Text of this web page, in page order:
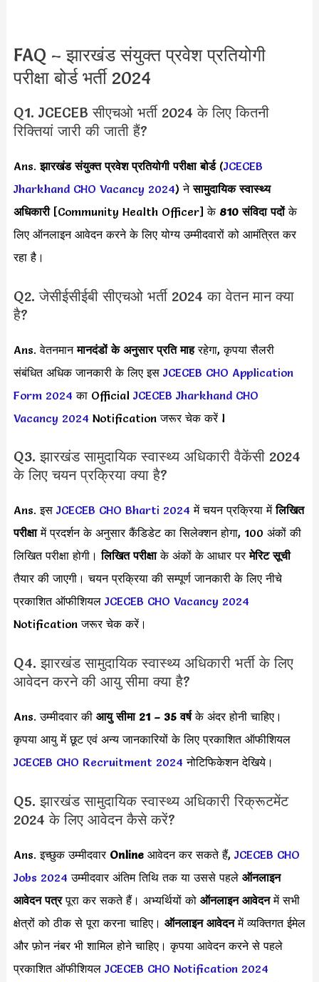
FAQ – झारखंड संयुक्त प्रवेश प्रतियोगी
परीक्षा बोर्ड भर्ती 2024
Q1. JCECEB सीएचओ भर्ती 2024 के लिए कितनी
रिक्तियां जारी की जाती हैं?
Ans.झारखंड संयुक्त प्रवेश प्रतियोगी परीक्षा बोर्ड(JCECEB
Jharkhand CHO Vacancy 2024) नेसामुदायिक स्वास्थ्य
अधिकारी [Community Health Officer] के 810 संविदा पदोंके
लिए ऑनलाइन आवेदन करने के लिए योग्य उम्मीदवारों को आमंत्रित कर
रहा है।
Q2. जेसीईसीईबी सीएचओ भर्ती 2024 का वेतन मान क्या
है?
Ans. वेतनमानमानदंडों के अनुसारप्रति माहरहेगा, कृपया सैलरी
संबंधित अधिक जानकारी के लिए इस JCECEB CHO Application
Form 2024 का Official JCECEB Jharkhand CHO
Vacancy 2024 Notification जरूर चेक करें l
Q3. झारखंड सामुदायिक स्वास्थ्य अधिकारी वैकेंसी 2024
के लिए चयन प्रक्रिया क्या है?
Ans. इस JCECEB CHO Bharti 2024 में चयन प्रक्रिया मेंलिखित
परीक्षामें प्रदर्शन के अनुसार कैंडिडेट का सिलेक्शन होगा, 100 अंकों की
लिखित परीक्षा होगी।लिखित परीक्षाके अंकों के आधार परमेरिट सूची
तैयार की जाएगी। चयन प्रक्रिया की सम्पूर्ण जानकारी के लिए नीचे
प्रकाशित ऑफीशियल JCECEB CHO Vacancy 2024
Notification जरूर चेक करें।
Q4. झारखंड सामुदायिक स्वास्थ्य अधिकारी भर्ती के लिए
आवेदन करने की आयु सीमा क्या है?
Ans. उम्मीदवार की आयु सीमा 21 – 35 वर्षके अंदर होनी चाहिए।
कृपया आयु में छूट एवं अन्य जानकारियों के लिए प्रकाशित ऑफीशियल
JCECEB CHO Recruitment 2024 नोटिफिकेशन देखिये।
Q5. झारखंड सामुदायिक स्वास्थ्य अधिकारी रिक्रूटमेंट
2024 के लिए आवेदन कैसे करें?
Ans. इच्छुक उम्मीदवार Online आवेदन कर सकते हैं, JCECEB CHO
Jobs 2024 उम्मीदवार अंतिम तिथि तक या उससे पहले ऑनलाइन
आवेदन पत्रपूरा कर सकते हैं। अभ्यर्थियों को ऑनलाइन आवेदनमें सभी
क्षेत्रों को ठीक से पूरा करना चाहिए। ऑनलाइन आवेदनमें व्यक्तिगत ईमेल
और फ़ोन नंबर भी शामिल होने चाहिए। कृपया आवेदन करने से पहले
प्रकाशित ऑफीशियल JCECEB CHO Notification 2024